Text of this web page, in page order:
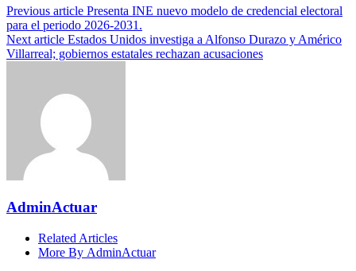
Previous article Presenta INE nuevo modelo de credencial electoral
para el periodo 2026-2031.
Next article Estados Unidos investiga a Alfonso Durazo y Américo
Villarreal; gobiernos estatales rechazan acusaciones
AdminActuar
Related Articles
More By AdminActuar